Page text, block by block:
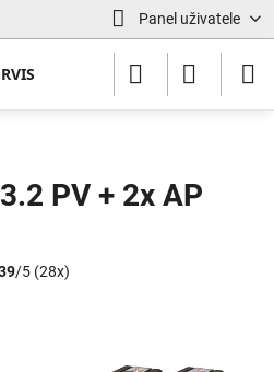
Panel uživatele
PV + 2x AP
/5 (28x)